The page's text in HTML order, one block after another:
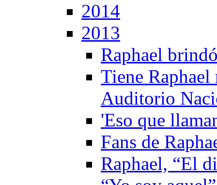
2014
2013
Raphael
Tiene
Auditorio
'Eso que
Fans de
Raphael, “El